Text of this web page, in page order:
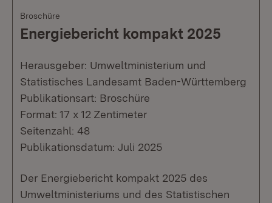
Broschüre
Energiebericht kompakt 2025
Herausgeber: Umweltministerium und
Statistisches Landesamt Baden-Württemberg
Publikationsart: Broschüre
Format: 17 x 12 Zentimeter
Seitenzahl: 48
Publikationsdatum: Juli 2025
Der Energiebericht kompakt 2025 des
Umweltministeriums und des Statistischen